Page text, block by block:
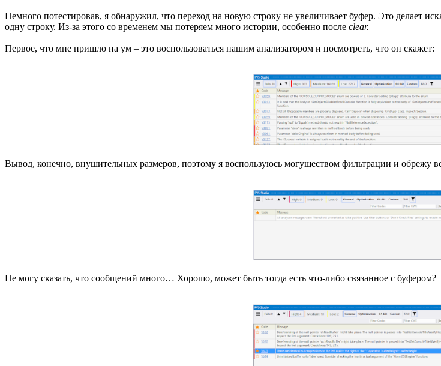
Немного потестировав, я обнаружил, что переход на новую строку не увеличивает буфер. Это делает
одну строку. Из-за этого со временем мы потеряем много истории, особенно после clear.
Первое, что мне пришло на ум – это воспользоваться нашим анализатором и посмотреть, что он скажет:
Вывод, конечно, внушительных размеров, поэтому я воспользуюсь могуществом фильтрации и обрежу
Не могу сказать, что сообщений много… Хорошо, может быть тогда есть что-либо связанное с буфером?